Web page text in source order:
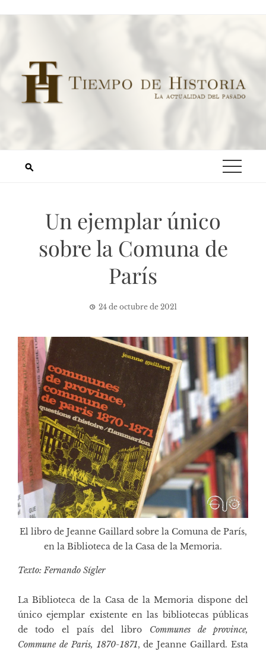
Un ejemplar único
sobre la Comuna de
París
24 de octubre de 2021
El libro de Jeanne Gaillard sobre la Comuna de París,
en la Biblioteca de la Casa de la Memoria.
Texto: Fernando Sígler
LaBiblioteca de la Casa de la Memoria dispone del
único ejemplar existente en las bibliotecas públicas
de todo el país del libro Communes de province,
Commune de Paris, 1870-1871, de Jeanne Gaillard. Esta